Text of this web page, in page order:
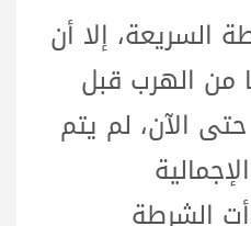
السريعة، إلا أن
من الهرب قبل
الآن، لم يتم
الشرطة